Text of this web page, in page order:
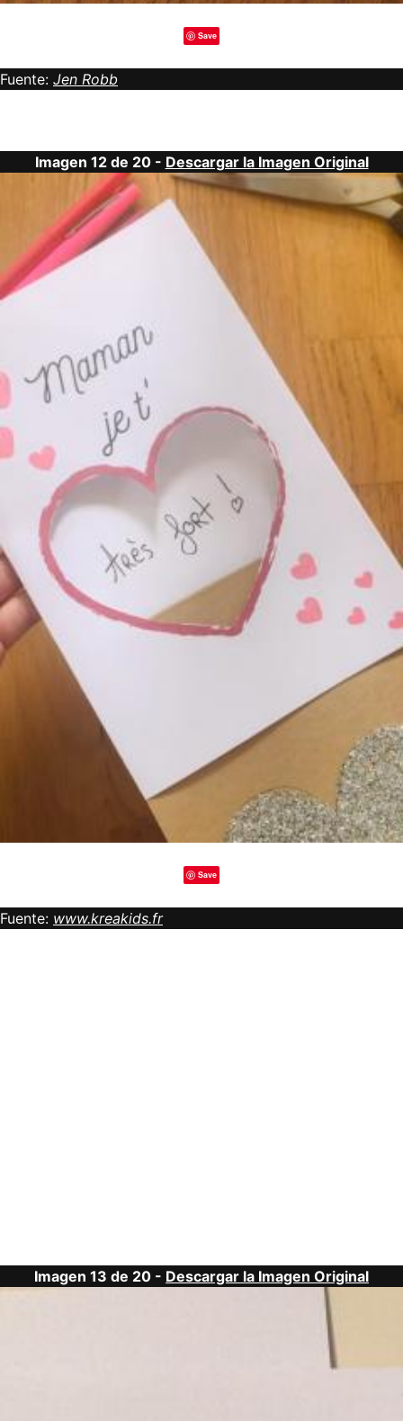
Save
Fuente: Jen Robb
Imagen 12 de 20 - Descargar la Imagen Original
Save
Fuente: www.kreakids.fr
Imagen 13 de 20 - Descargar la Imagen Original